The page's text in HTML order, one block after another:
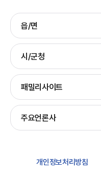
읍/면
시/군청
패밀리사이트
주요언론사
개인정보처리방침